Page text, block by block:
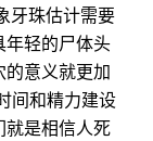
牙珠估计需要
年轻的尸体头
意义就更加
间和精力建设
就是相信人死